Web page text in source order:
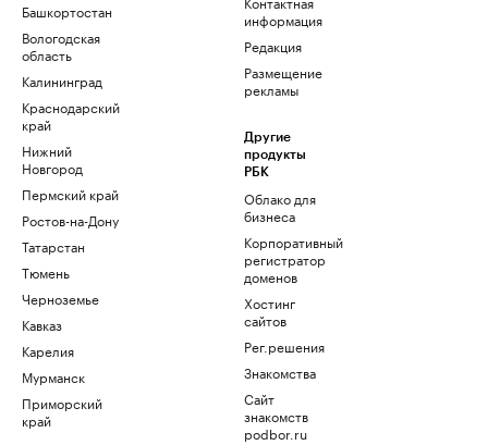
Башкортостан
Вологодская
область
Калининград
Краснодарский
край
Нижний
Новгород
Пермский край
Ростов-на-Дону
Татарстан
Тюмень
Черноземье
Кавказ
Карелия
Мурманск
Приморский
край
информация
Редакция
Размещение
рекламы
Другие
продукты
РБК
Облако для
бизнеса
Корпоративный
регистратор
доменов
Хостинг
сайтов
Рег.решения
Знакомства
Сайт
знакомств
podbor.ru